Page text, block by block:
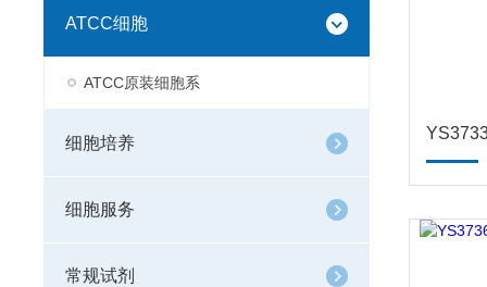
ATCC细胞
ATCC原装细胞系
细胞培养
细胞服务
常规试剂